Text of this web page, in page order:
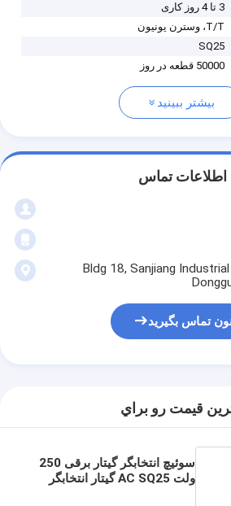
3 تا 4 روز کاری
T/T، وسترن یونیون
SQ25
50000 قطعه در روز
بیشتر ببینید
اطلاعات تماس
Bldg 18, Sanjiang
تماس بگیرید
قيمت رو براي
سوئیچ انتخابگر گیتار برقی 250
ولت AC SQ25 گیتار انتخابگر